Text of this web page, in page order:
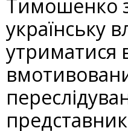
Тимошенко
українську
утриматися